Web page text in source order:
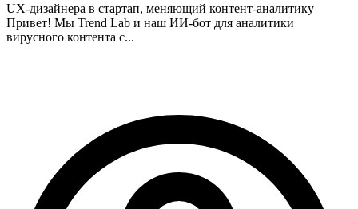
UX-дизайнера в стартап, меняющий контент-аналитику
Привет! Мы Trend Lab и наш ИИ-бот для аналитики
вирусного контента с...